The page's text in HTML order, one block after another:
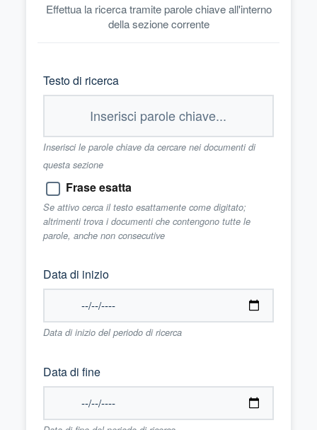
Effettua la ricerca tramite parole chiave all'interno
della sezione corrente
Testo di ricerca
Inserisci le parole chiave da cercare nei documenti di
questa sezione
Frase esatta
Se attivo cerca il testo esattamente come digitato;
altrimenti trova i documenti che contengono tutte le
parole, anche non consecutive
Data di inizio
Data di inizio del periodo di ricerca
Data di fine